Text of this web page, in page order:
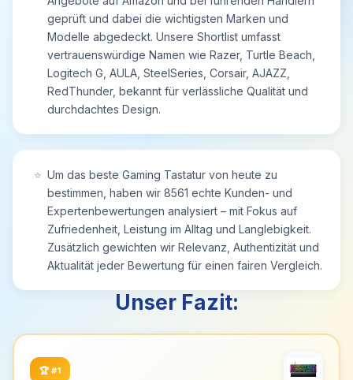
schweiß- und rutschfeste Design gibt Ihnen die
volle Kontrolle.
【Multifunktions- und Anti-Ghosting-Tasten】
Diese Gaming-Tastatur verfügt über 25
konfliktfreie Tasten (n-Key-Rollover), 11
Multimedia-Tastenkombinationen (FN+F1~F10,
F12), 4 austauschbare „W/A/S/D“-Tasten, Lauter-
und Leiser-Tasten, Lichtgeschwindigkeit,
Helligkeitsanpassungstasten, Lichtmodus-
Spiel dabei nicht unterbrochen wird und Sie
weiterhin die Freude am Sieg genießen können.
【Reaktionsfähigere Gaming-Maus】 RedThunder
ergonomische Gaming-Maus mit
Hintergrundbeleuchtung bis zu 7200 DPI für hohe
Präzision und konsistente Reaktionsfähigkeit bei
jeder Geschwindigkeit. Die Maus hat eine längere
Lebensdauer und Haltbarkeit gepaart mit
noch größeren Vorteil im Spiel verschafft.
geprüft und dabei die wichtigsten Marken und
Modelle abgedeckt. Unsere Shortlist umfasst
vertrauenswürdige Namen wie Razer, Turtle Beach,
Logitech G, AULA, SteelSeries, Corsair, AJAZZ,
RedThunder, bekannt für verlässliche Qualität und
durchdachtes Design.
⭐ Um das beste Gaming Tastatur von heute zu
bestimmen, haben wir 8561 echte Kunden- und
Expertenbewertungen analysiert – mit Fokus auf
Zufriedenheit, Leistung im Alltag und Langlebigkeit.
Zusätzlich gewichten wir Relevanz, Authentizität und
Aktualität jeder Bewertung für einen fairen Vergleich.
Unser Fazit:
🏆 #1